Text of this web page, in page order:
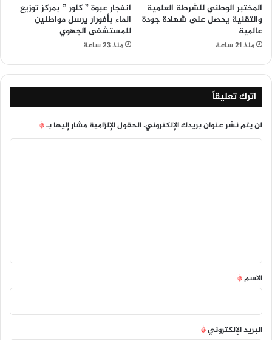
المختبر الوطني للشرطة العلمية
والتقنية يحصل على شهادة جودة
عالمية
منذ 21 ساعة
انفجار عبوة ” كلور ” بمركز توزيع
الماء بأفورار يرسل مواطنين
للمستشفى الجهوي
منذ 23 ساعة
اترك تعليقاً
لن يتم نشر عنوان بريدك الإلكتروني.الحقول الإلزامية مشار إليها بـ*
*
الاسم*
البريد الإلكتروني*